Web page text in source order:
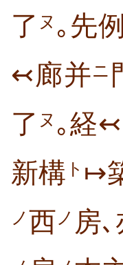
了 ヌ ｡先
↢廊并 ニ
了 ヌ ｡経↢
新構 ト ↦
ノ 西 ノ 房